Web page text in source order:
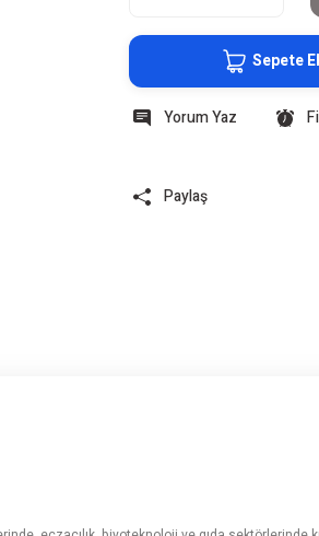
Sepete
Yorum Yaz
Paylaş